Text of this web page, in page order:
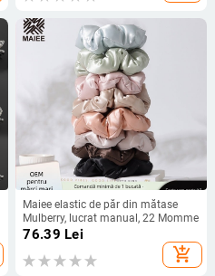
Maiee elastic de păr din mătase
Mulberry, lucrat manual, 22 Momme
76.39 Lei
add_shopping_cart